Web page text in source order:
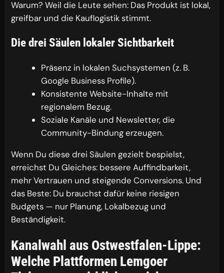
Warum? Weil die Leute sehen: Das Produkt ist lokal,
greifbar und die Kauflogistik stimmt.
Die drei Säulen lokaler Sichtbarkeit
Präsenz in lokalen Suchsystemen (z. B.
Google Business Profile).
Konsistente Website-Inhalte mit
regionalem Bezug.
Soziale Kanäle und Newsletter, die
Community-Bindung erzeugen.
Wenn Du diese drei Säulen gezielt bespielst,
erreichst Du Gleiches: bessere Auffindbarkeit,
mehr Vertrauen und steigende Conversions. Und
das Beste: Du brauchst dafür keine riesigen
Budgets — nur Planung, Lokalbezug und
Beständigkeit.
Kanalwahl aus Ostwestfalen-Lippe:
Welche Plattformen Lemgoer